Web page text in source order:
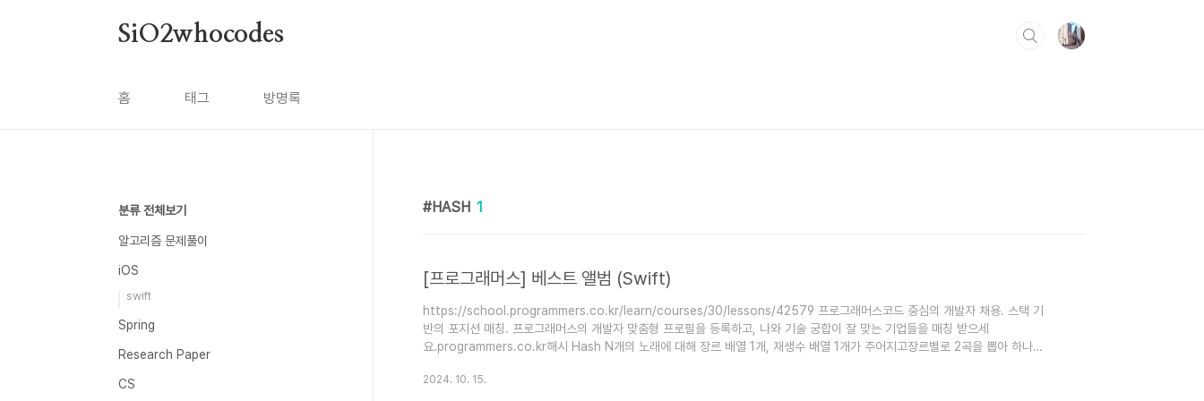
SiO2whocodes
홈 태그 방명록
HASH 1
[프로그래머스] 베스트 앨범 (Swift)
https://school.programmers.co.kr/learn/courses/30/lessons/42579 프로그래머스코드 중심의 개발자 채용. 스택 기
반의 포지션 매칭. 프로그래머스의 개발자 맞춤형 프로필을 등록하고, 나와 기술 궁합이 잘 맞는 기업들을 매칭 받으세
요.programmers.co.kr해시 Hash N개의 노래에 대해 장르 배열 1개, 재생수 배열 1개가 주어지고장르별로 2곡을 뽑아 하나의
과정 1) 총합 재생수가 높은 장르의 곡 먼저 수록, 2) 재생수가 많은 곡 먼저 수록, 3) 재생수가 같을 경우 고유번호가 작은 순으로
2024. 10. 15.
분류 전체보기
알고리즘 문제풀이
iOS
swift
Spring
Research Paper
CS